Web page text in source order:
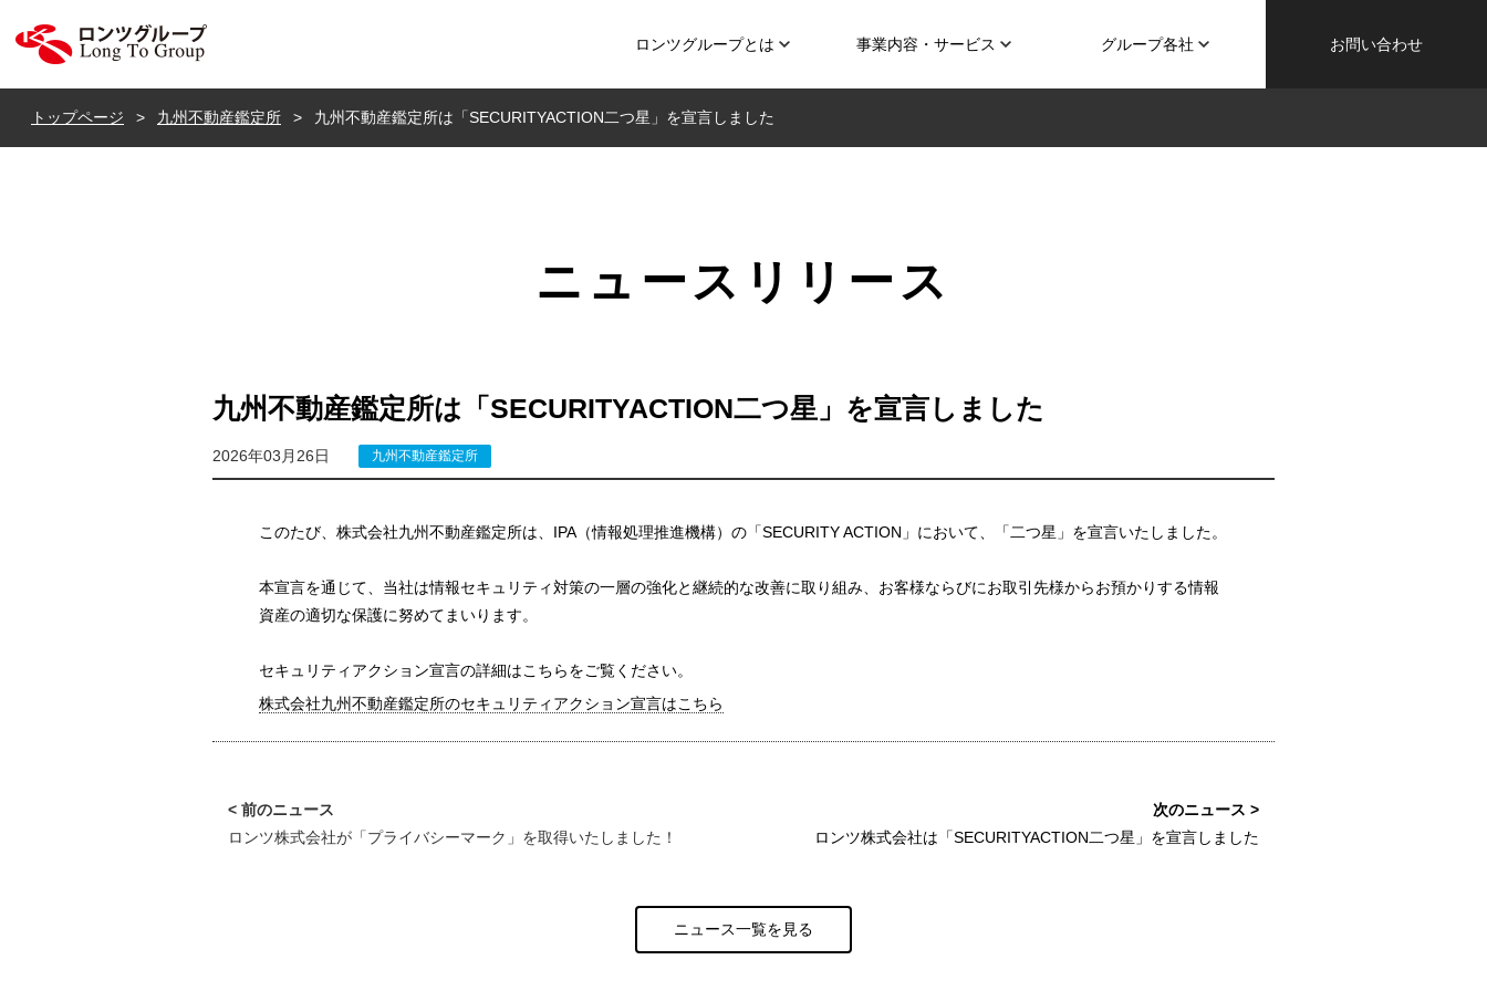
ロンツグループとは
事業内容・サービス グループ各社 お問い合わせ
トップページ 九州不動産鑑定所 九州不動産鑑定所は「SECURITYACTION二つ星」を宣言しました
ニュースリリース
九州不動産鑑定所は「SECURITYACTION二つ星」を宣言しました
2026年03月26日 九州不動産鑑定所
このたび、株式会社九州不動産鑑定所は、IPA（情報処理推進機構）の「SECURITY ACTION」において、「二つ星」を宣言いたしました。
本宣言を通じて、当社は情報セキュリティ対策の一層の強化と継続的な改善に取り組み、お客様ならびにお取引先様からお預かりする情報
資産の適切な保護に努めてまいります。
セキュリティアクション宣言の詳細はこちらをご覧ください。
株式会社九州不動産鑑定所のセキュリティアクション宣言はこちら
ロンツ株式会社が「プライバシーマーク」を取得いたしました！ ロンツ株式会社は「SECURITYACTION二つ星」を宣言しました
ニュース一覧を見る